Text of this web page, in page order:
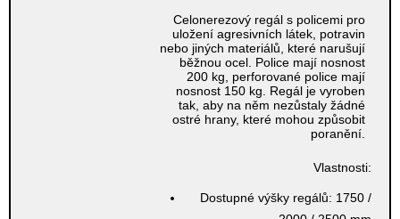
Celonerezový regál s policemi pro
uložení agresivních látek, potravin
nebo jiných materiálů, které narušují
běžnou ocel. Police mají nosnost
200 kg, perforované police mají
nosnost 150 kg. Regál je vyroben
tak, aby na něm nezůstaly žádné
ostré hrany, které mohou způsobit
poranění.
Vlastnosti:
Dostupné výšky regálů: 1750 /